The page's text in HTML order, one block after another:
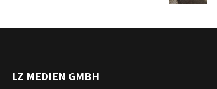
LZ MEDIEN GMBH